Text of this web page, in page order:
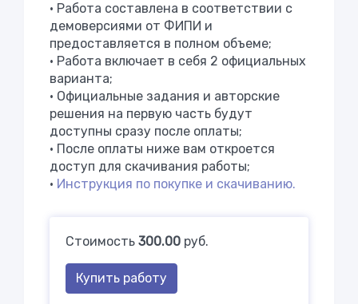
• Работа составлена в соответствии с
демоверсиями от ФИПИ и
предоставляется в полном объеме;
• Работа включает в себя 2 официальных
варианта;
• Официальные задания и авторские
решения на первую часть будут
доступны сразу после оплаты;
• После оплаты ниже вам откроется
доступ для скачивания работы;
• Инструкция по покупке и скачиванию.
Стоимость 300.00 руб.
Купить работу